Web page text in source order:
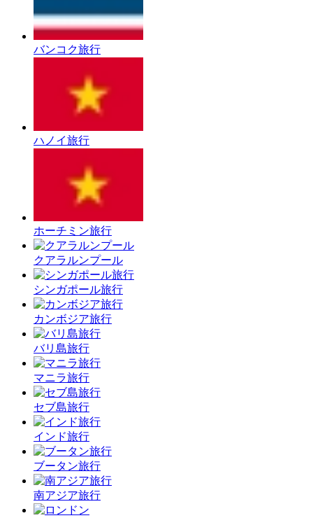
バンコク旅行
ハノイ旅行
ホーチミン旅行
クアラルンプール
シンガポール旅行
カンボジア旅行
バリ島旅行
マニラ旅行
セブ島旅行
インド旅行
ブータン旅行
南アジア旅行